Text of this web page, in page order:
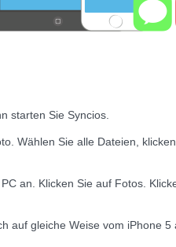
starten Sie Syncios.
Wählen Sie alle Dateien,
an. Klicken Sie auf Fotos.
auf gleiche Weise vom iPhone